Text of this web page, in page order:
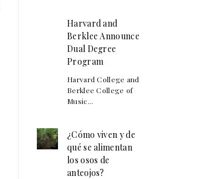
Harvard and
Berklee Announce
Dual Degree
Program
Harvard College and
Berklee College of
Music...
¿Cómo viven y de
qué se alimentan
los osos de
anteojos?